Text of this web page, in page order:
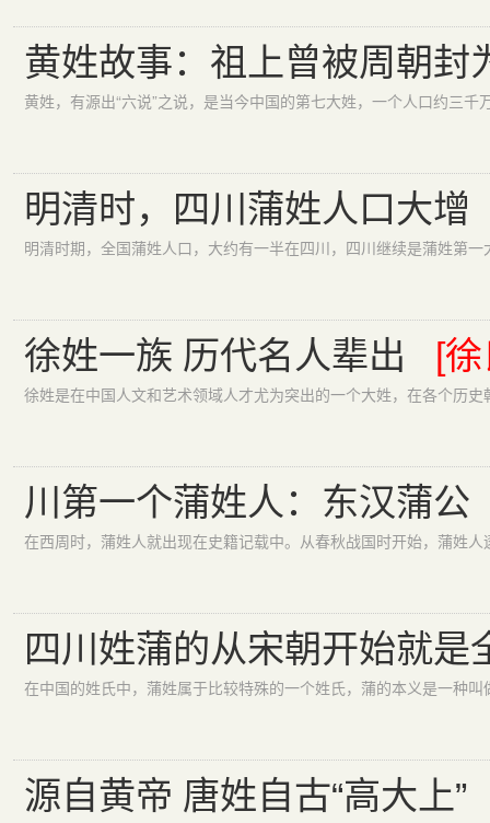
黄姓故事：祖上曾被周朝封
明清时，四川蒲姓人口大增
徐姓一族 历代名人辈出 [
川第一个蒲姓人：东汉蒲公
四川姓蒲的从宋朝开始就是
源自黄帝 唐姓自古“高大上”